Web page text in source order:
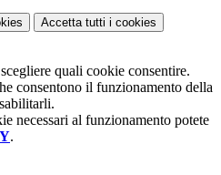
Accetta tutti i cookies
quali cookie consentire.
consentono il funzionamento della
necessari al funzionamento potete
.